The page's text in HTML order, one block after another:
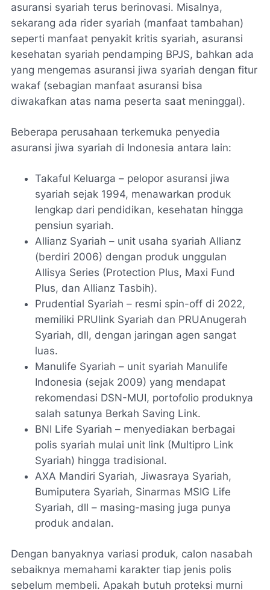
asuransi syariah terus berinovasi. Misalnya,
sekarang ada rider syariah (manfaat tambahan)
seperti manfaat penyakit kritis syariah, asuransi
kesehatan syariah pendamping BPJS, bahkan ada
yang mengemas asuransi jiwa syariah dengan fitur
wakaf (sebagian manfaat asuransi bisa
diwakafkan atas nama peserta saat meninggal).
Beberapa perusahaan terkemuka penyedia
asuransi jiwa syariah di Indonesia antara lain:
Takaful Keluarga – pelopor asuransi jiwa
syariah sejak 1994, menawarkan produk
lengkap dari pendidikan, kesehatan hingga
pensiun syariah.
Allianz Syariah – unit usaha syariah Allianz
(berdiri 2006) dengan produk unggulan
Allisya Series (Protection Plus, Maxi Fund
Plus, dan Allianz Tasbih).
Prudential Syariah – resmi spin-off di 2022,
memiliki PRUlink Syariah dan PRUAnugerah
Syariah, dll, dengan jaringan agen sangat
luas.
Manulife Syariah – unit syariah Manulife
Indonesia (sejak 2009) yang mendapat
rekomendasi DSN-MUI, portofolio produknya
salah satunya Berkah Saving Link.
BNI Life Syariah – menyediakan berbagai
polis syariah mulai unit link (Multipro Link
Syariah) hingga tradisional.
AXA Mandiri Syariah, Jiwasraya Syariah,
Bumiputera Syariah, Sinarmas MSIG Life
Syariah, dll – masing-masing juga punya
produk andalan.
Dengan banyaknya variasi produk, calon nasabah
sebaiknya memahami karakter tiap jenis polis
sebelum membeli. Apakah butuh proteksi murni